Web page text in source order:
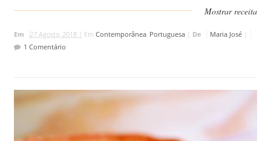
Mostrar receita
Em 27 Agosto, 2018 | Em Contemporânea, Portuguesa| De Maria José|
1 Comentário